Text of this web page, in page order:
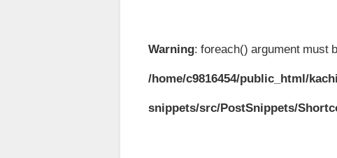
Warning: foreach() argument must
/home/c9816454/public_html/
snippets/src/PostSnippets/